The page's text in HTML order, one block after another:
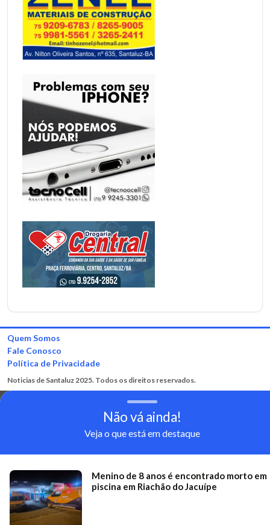
Quem Somos
Fale Conosco
Política de Privacidade
Noticias de Santaluz 2025. Todos os direitos reservados.
Não vá ainda!
Veja o que está em destaque
Menino de 8 anos é encontrado morto em
piscina em Riachão do Jacuípe